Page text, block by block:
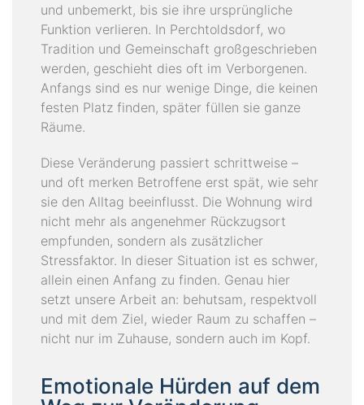
und unbemerkt, bis sie ihre ursprüngliche
Funktion verlieren. In Perchtoldsdorf, wo
Tradition und Gemeinschaft großgeschrieben
werden, geschieht dies oft im Verborgenen.
Anfangs sind es nur wenige Dinge, die keinen
festen Platz finden, später füllen sie ganze
Räume.
Diese Veränderung passiert schrittweise –
und oft merken Betroffene erst spät, wie sehr
sie den Alltag beeinflusst. Die Wohnung wird
nicht mehr als angenehmer Rückzugsort
empfunden, sondern als zusätzlicher
Stressfaktor. In dieser Situation ist es schwer,
allein einen Anfang zu finden. Genau hier
setzt unsere Arbeit an: behutsam, respektvoll
und mit dem Ziel, wieder Raum zu schaffen –
nicht nur im Zuhause, sondern auch im Kopf.
Emotionale Hürden auf dem